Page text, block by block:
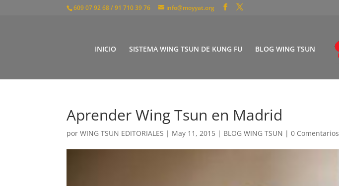
609 07 92 68 / 91 710 39 76 info@moyyat.org
INICIO SISTEMA WING TSUN DE KUNG FU BLOG WING TSUN
Aprender Wing Tsun en Madrid
porWING TSUN EDITORIALES | May 11, 2015 | BLOG WING TSUN |0 Comentarios